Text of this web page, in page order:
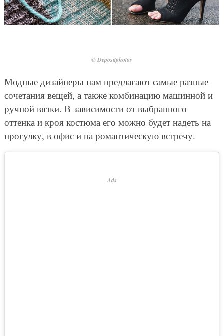
© Depositphotos
Модные дизайнеры нам предлагают самые разные
сочетания вещей, а также комбинацию машинной и
ручной вязки. В зависимости от выбранного
оттенка и кроя костюма его можно будет надеть на
прогулку, в офис и на романтическую встречу.
Ads